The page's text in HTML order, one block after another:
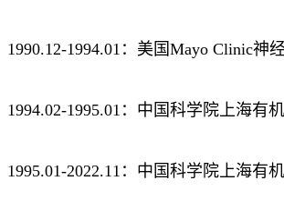
1990.12-1994.01：美国Mayo Clinic
1994.02-1995.01：中国科学院上海有
1995.01-2022.11：中国科学院上海有